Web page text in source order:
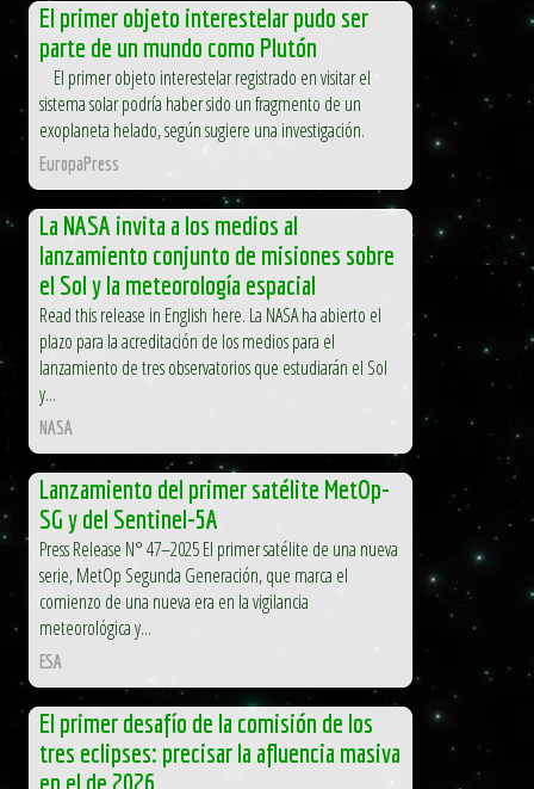
El primer objeto interestelar pudo ser
parte de un mundo como Plutón
El primer objeto interestelar registrado en visitar el
sistema solar podría haber sido un fragmento de un
exoplaneta helado, según sugiere una investigación.
EuropaPress
La NASA invita a los medios al
lanzamiento conjunto de misiones sobre
el Sol y la meteorología espacial
Read this release in English here. La NASA ha abierto el
plazo para la acreditación de los medios para el
lanzamiento de tres observatorios que estudiarán el Sol
y...
NASA
Lanzamiento del primer satélite MetOp-
SG y del Sentinel-5A
Press Release N° 47–2025 El primer satélite de una nueva
serie, MetOp Segunda Generación, que marca el
comienzo de una nueva era en la vigilancia
meteorológica y...
ESA
El primer desafío de la comisión de los
tres eclipses: precisar la afluencia masiva
en el de 2026